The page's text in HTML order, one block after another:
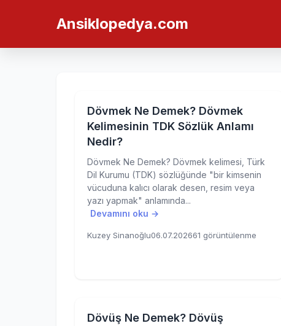
Ansiklopedya.com
Dövmek Ne Demek? Dövmek
Kelimesinin TDK Sözlük Anlamı
Nedir?
Dövmek Ne Demek? Dövmek kelimesi, Türk
Dil Kurumu (TDK) sözlüğünde "bir kimsenin
vücuduna kalıcı olarak desen, resim veya
yazı yapmak" anlamında...
Devamını oku →
Kuzey Sinanoğlu06.07.202661 görüntülenme
Dövüş Ne Demek? Dövüş